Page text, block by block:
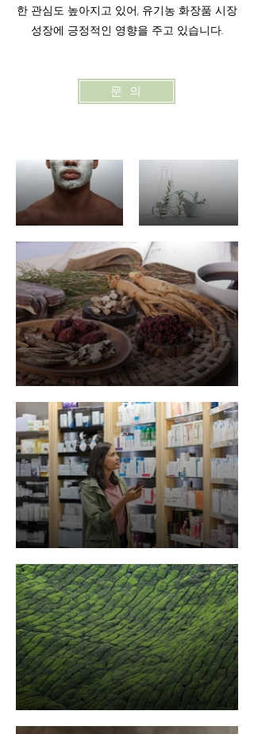
한 관심도 높아지고 있어, 유기농 화장품 시장
성장에 긍정적인 영향을 주고 있습니다.
문 의